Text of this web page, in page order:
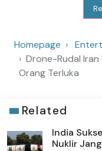
Homepage
Drone-Rudal Iran
Orang Terluka
Related
India
Nuklir